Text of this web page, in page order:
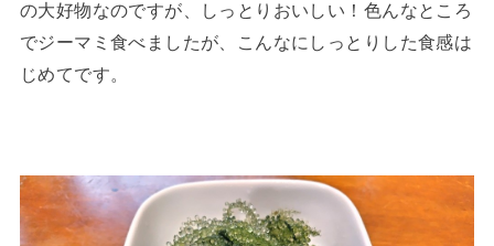
の大好物なのですが、しっとりおいしい！色んなところ
でジーマミ食べましたが、こんなにしっとりした食感は
じめてです。